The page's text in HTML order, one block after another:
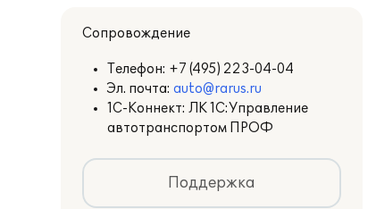
Сопровождение
Телефон: +7 (495) 223-04-04
Эл. почта: auto@rarus.ru
1С-Коннект: ЛК 1С:Управление
автотранспортом ПРОФ
Поддержка